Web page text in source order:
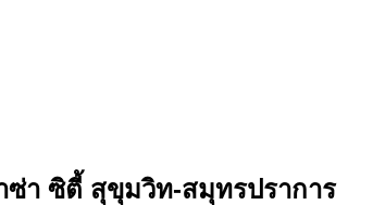
ซ่า ซิตี้ สุขุมวิท-สมุทรปราการ